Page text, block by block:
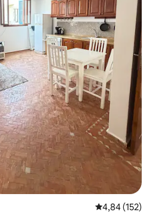
4,84 de uma
4,84 (152)